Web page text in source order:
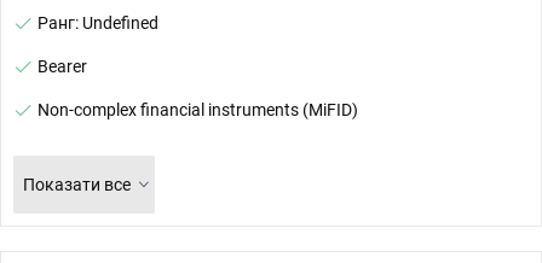
Ранг: Undefined
Bearer
Non-complex financial instruments (MiFID)
Показати все